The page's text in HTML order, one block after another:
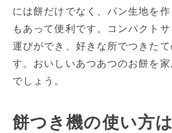
には餅だけでなく、パン生地を
もあって便利です。コンパクト
運びができ、好きな所でつきた
す。おいしいあつあつのお餅を
でしょう。
餅つき機の使い方